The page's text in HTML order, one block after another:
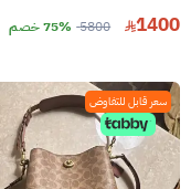
1400
5800 75% خصم
سعر قابل للتفاوض